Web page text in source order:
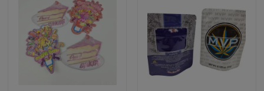
O nas
Skontaktuj się z nami